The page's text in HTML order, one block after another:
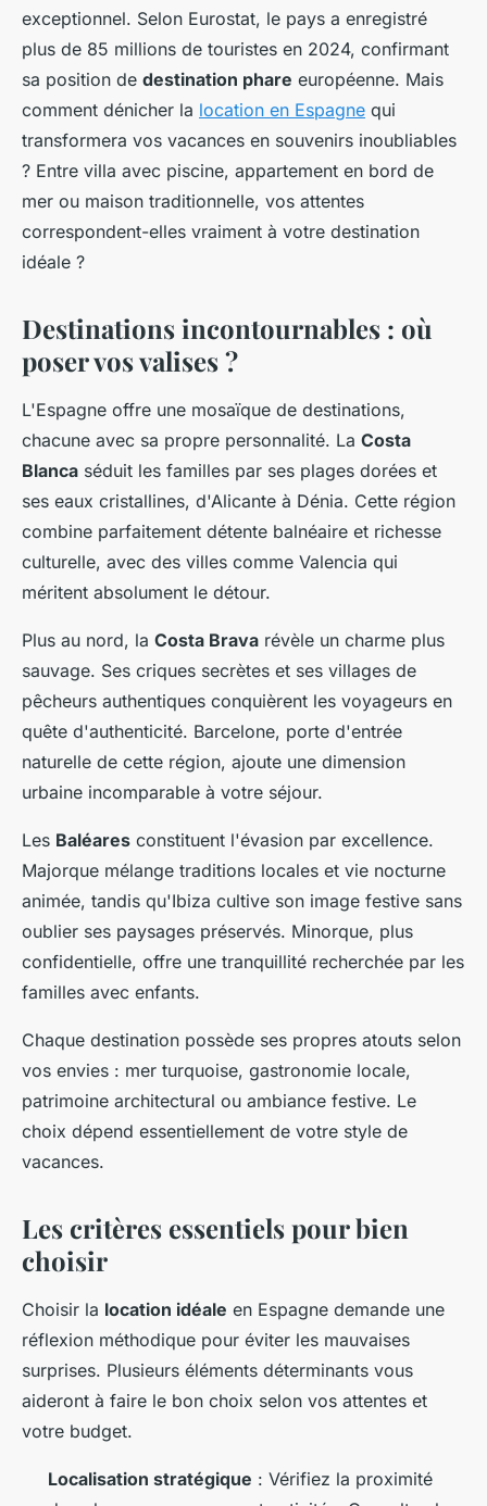
exceptionnel. Selon Eurostat, le pays a enregistré
plus de 85 millions de touristes en 2024, confirmant
sa position de destination phare européenne. Mais
comment dénicher la location en Espagne qui
transformera vos vacances en souvenirs inoubliables
? Entre villa avec piscine, appartement en bord de
mer ou maison traditionnelle, vos attentes
correspondent-elles vraiment à votre destination
idéale ?
Destinations incontournables : où
poser vos valises ?
L'Espagne offre une mosaïque de destinations,
chacune avec sa propre personnalité. La Costa
Blanca séduit les familles par ses plages dorées et
ses eaux cristallines, d'Alicante à Dénia. Cette région
combine parfaitement détente balnéaire et richesse
culturelle, avec des villes comme Valencia qui
méritent absolument le détour.
Plus au nord, la Costa Brava révèle un charme plus
sauvage. Ses criques secrètes et ses villages de
pêcheurs authentiques conquièrent les voyageurs en
quête d'authenticité. Barcelone, porte d'entrée
naturelle de cette région, ajoute une dimension
urbaine incomparable à votre séjour.
Les Baléares constituent l'évasion par excellence.
Majorque mélange traditions locales et vie nocturne
animée, tandis qu'Ibiza cultive son image festive sans
oublier ses paysages préservés. Minorque, plus
confidentielle, offre une tranquillité recherchée par les
familles avec enfants.
Chaque destination possède ses propres atouts selon
vos envies : mer turquoise, gastronomie locale,
patrimoine architectural ou ambiance festive. Le
choix dépend essentiellement de votre style de
vacances.
Les critères essentiels pour bien
choisir
Choisir la location idéale en Espagne demande une
réflexion méthodique pour éviter les mauvaises
surprises. Plusieurs éléments déterminants vous
aideront à faire le bon choix selon vos attentes et
votre budget.
Localisation stratégique : Vérifiez la proximité